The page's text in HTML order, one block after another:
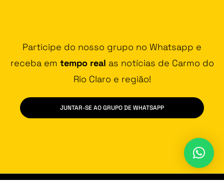
Participe do nosso grupo no Whatsapp e
receba em tempo real as notícias de Carmo do
Rio Claro e região!
JUNTAR-SE AO GRUPO DE WHATSAPP